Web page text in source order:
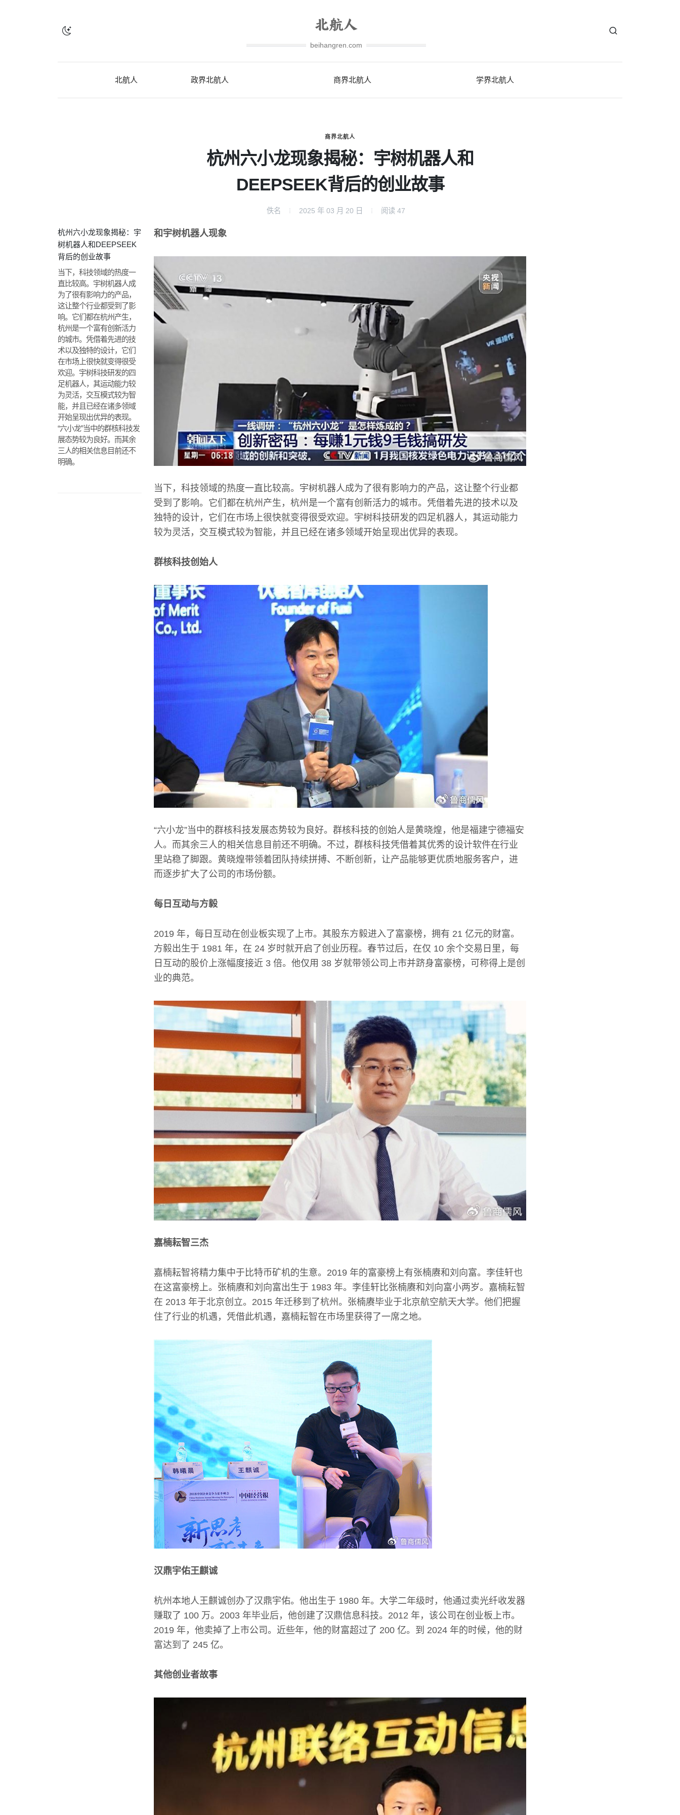
beihangren.com
北航人 政界北航人 商界北航人 学界北航人
商界北航人
杭州六小龙现象揭秘：宇树机器人和
DEEPSEEK背后的创业故事
佚名 2025 年 03 月 20 日 阅读 47
杭州六小龙现象揭秘：宇
树机器人和DEEPSEEK
背后的创业故事
当下，科技领域的热度一
直比较高。宇树机器人成
为了很有影响力的产品，
这让整个行业都受到了影
响。它们都在杭州产生，
杭州是一个富有创新活力
的城市。凭借着先进的技
术以及独特的设计，它们
在市场上很快就变得很受
欢迎。宇树科技研发的四
足机器人，其运动能力较
为灵活，交互模式较为智
能，并且已经在诸多领域
开始呈现出优异的表现。
“六小龙”当中的群核科技发
展态势较为良好。而其余
三人的相关信息目前还不
明确。
和宇树机器人现象
当下，科技领域的热度一直比较高。宇树机器人成为了很有影响力的产品，这让整个行业都
受到了影响。它们都在杭州产生，杭州是一个富有创新活力的城市。凭借着先进的技术以及
独特的设计，它们在市场上很快就变得很受欢迎。宇树科技研发的四足机器人，其运动能力
较为灵活，交互模式较为智能，并且已经在诸多领域开始呈现出优异的表现。
群核科技创始人
“六小龙”当中的群核科技发展态势较为良好。群核科技的创始人是黄晓煌，他是福建宁德福安
人。而其余三人的相关信息目前还不明确。不过，群核科技凭借着其优秀的设计软件在行业
里站稳了脚跟。黄晓煌带领着团队持续拼搏、不断创新，让产品能够更优质地服务客户，进
而逐步扩大了公司的市场份额。
每日互动与方毅
2019 年，每日互动在创业板实现了上市。其股东方毅进入了富豪榜，拥有 21 亿元的财富。
方毅出生于 1981 年，在 24 岁时就开启了创业历程。春节过后，在仅 10 余个交易日里，每
日互动的股价上涨幅度接近 3 倍。他仅用 38 岁就带领公司上市并跻身富豪榜，可称得上是创
业的典范。
嘉楠耘智三杰
嘉楠耘智将精力集中于比特币矿机的生意。2019 年的富豪榜上有张楠赓和刘向富。李佳轩也
在这富豪榜上。张楠赓和刘向富出生于 1983 年。李佳轩比张楠赓和刘向富小两岁。嘉楠耘智
在 2013 年于北京创立。2015 年迁移到了杭州。张楠赓毕业于北京航空航天大学。他们把握
住了行业的机遇，凭借此机遇，嘉楠耘智在市场里获得了一席之地。
汉鼎宇佑王麒诚
杭州本地人王麒诚创办了汉鼎宇佑。他出生于 1980 年。大学二年级时，他通过卖光纤收发器
赚取了 100 万。2003 年毕业后，他创建了汉鼎信息科技。2012 年，该公司在创业板上市。
2019 年，他卖掉了上市公司。近些年，他的财富超过了 200 亿。到 2024 年的时候，他的财
富达到了 245 亿。
其他创业者故事